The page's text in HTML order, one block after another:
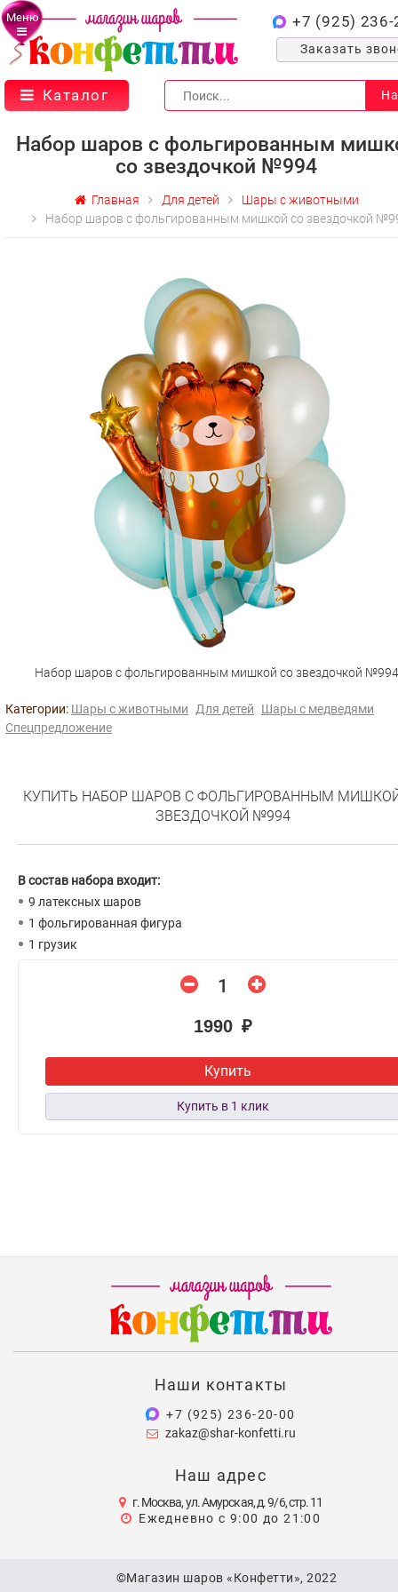
Меню +7 (925) 236-
Заказать
Каталог
Набор шаров с фольгированным
со звездочкой №994
Главная Для детей
Шары с животными
Набор шаров с фольгированным мишкой со звездочкой
Набор шаров с фольгированным мишкой со звездочкой №994
Категории: Шары с животными Для детей
Шары с медведями
Спецпредложение
КУПИТЬ НАБОР ШАРОВ С ФОЛЬГИРОВАННЫМ
ЗВЕЗДОЧКОЙ №994
В состав набора входит:
9 латексных шаров
1 фольгированная фигура
1 грузик
1990 ₽
Купить
Наши контакты
+7 (925) 236-20-00
zakaz@shar-konfetti.ru
Наш адрес
г. Москва, ул. Амурская, д. 9/6, стр. 11
Ежедневно с 9:00 до 21:00
©Магазин шаров «Конфетти», 2022